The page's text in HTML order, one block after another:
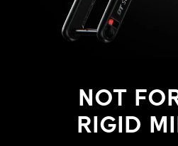
NOT
RIGID